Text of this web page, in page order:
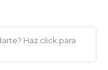
Haz click para